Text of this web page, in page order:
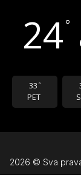
24°
33 °
PET
2026 © Sva